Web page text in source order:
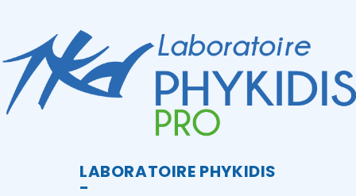
LABORATOIRE PHYKIDIS
-